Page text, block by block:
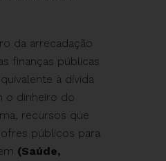
da arrecadação
finanças públicas
à dívida
o dinheiro do
recursos que
públicos para
(Saúde,